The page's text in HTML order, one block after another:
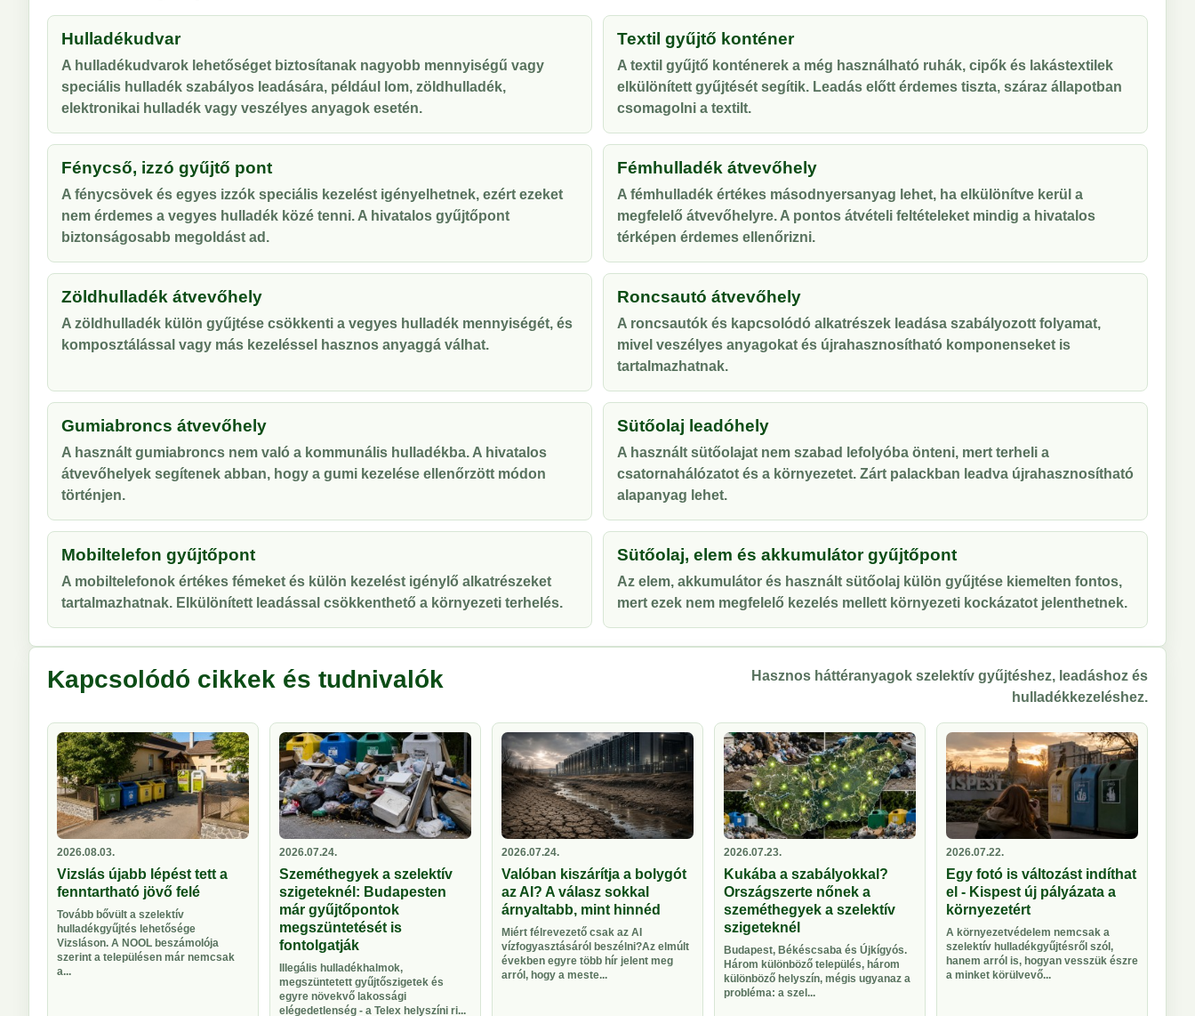
Hulladékudvar
A hulladékudvarok lehetőséget biztosítanak nagyobb mennyiségű vagy
speciális hulladék szabályos leadására, például lom, zöldhulladék,
elektronikai hulladék vagy veszélyes anyagok esetén.
Textil gyűjtő konténer
A textil gyűjtő konténerek a még használható ruhák, cipők és lakástextilek
elkülönített gyűjtését segítik. Leadás előtt érdemes tiszta, száraz állapotban
csomagolni a textilt.
Fénycső, izzó gyűjtő pont
A fénycsövek és egyes izzók speciális kezelést igényelhetnek, ezért ezeket
nem érdemes a vegyes hulladék közé tenni. A hivatalos gyűjtőpont
biztonságosabb megoldást ad.
Fémhulladék átvevőhely
A fémhulladék értékes másodnyersanyag lehet, ha elkülönítve kerül a
megfelelő átvevőhelyre. A pontos átvételi feltételeket mindig a hivatalos
térképen érdemes ellenőrizni.
Zöldhulladék átvevőhely
A zöldhulladék külön gyűjtése csökkenti a vegyes hulladék mennyiségét, és
komposztálással vagy más kezeléssel hasznos anyaggá válhat.
Roncsautó átvevőhely
A roncsautók és kapcsolódó alkatrészek leadása szabályozott folyamat,
mivel veszélyes anyagokat és újrahasznosítható komponenseket is
tartalmazhatnak.
Gumiabroncs átvevőhely
A használt gumiabroncs nem való a kommunális hulladékba. A hivatalos
átvevőhelyek segítenek abban, hogy a gumi kezelése ellenőrzött módon
történjen.
Sütőolaj leadóhely
A használt sütőolajat nem szabad lefolyóba önteni, mert terheli a
csatornahálózatot és a környezetet. Zárt palackban leadva újrahasznosítható
alapanyag lehet.
Mobiltelefon gyűjtőpont
A mobiltelefonok értékes fémeket és külön kezelést igénylő alkatrészeket
tartalmazhatnak. Elkülönített leadással csökkenthető a környezeti terhelés.
Sütőolaj, elem és akkumulátor gyűjtőpont
Az elem, akkumulátor és használt sütőolaj külön gyűjtése kiemelten fontos,
mert ezek nem megfelelő kezelés mellett környezeti kockázatot jelenthetnek.
Kapcsolódó cikkek és tudnivalók
Hasznos háttéranyagok szelektív gyűjtéshez, leadáshoz és
hulladékkezeléshez.
2026.08.03.
Vizslás újabb lépést tett a
fenntartható jövő felé
Tovább bővült a szelektív
hulladékgyűjtés lehetősége
Vizsláson. A NOOL beszámolója
szerint a településen már nemcsak
a...
2026.07.24.
Szeméthegyek a szelektív
szigeteknél: Budapesten
már gyűjtőpontok
megszüntetését is
fontolgatják
Illegális hulladékhalmok,
megszüntetett gyűjtőszigetek és
egyre növekvő lakossági
elégedetlenség - a Telex helyszíni ri...
2026.07.24.
Valóban kiszárítja a bolygót
az AI? A válasz sokkal
árnyaltabb, mint hinnéd
Miért félrevezető csak az AI
vízfogyasztásáról beszélni?Az elmúlt
években egyre több hír jelent meg
arról, hogy a meste...
2026.07.23.
Kukába a szabályokkal?
Országszerte nőnek a
szeméthegyek a szelektív
szigeteknél
Budapest, Békéscsaba és Újkígyós.
Három különböző település, három
különböző helyszín, mégis ugyanaz a
probléma: a szel...
2026.07.22.
Egy fotó is változást indíthat
el - Kispest új pályázata a
környezetért
A környezetvédelem nemcsak a
szelektív hulladékgyűjtésről szól,
hanem arról is, hogyan vesszük észre
a minket körülvevő...